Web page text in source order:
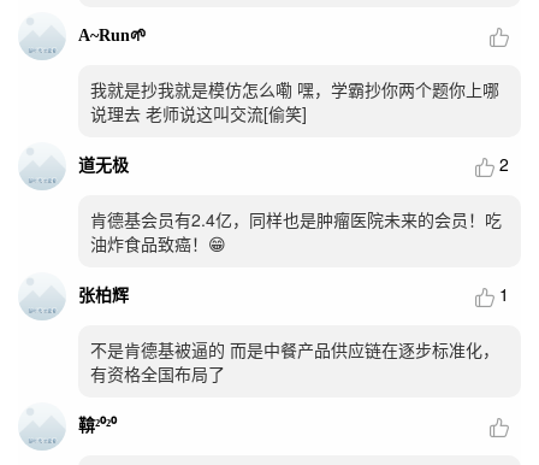
A~Run🌱
我就是抄我就是模仿怎么嘞 嘿，学霸抄你两个题你上哪
说理去 老师说这叫交流[偷笑]
道无极 2
肯德基会员有2.4亿，同样也是肿瘤医院未来的会员！吃
油炸食品致癌！😁
张柏辉 1
不是肯德基被逼的 而是中餐产品供应链在逐步标准化，
有资格全国布局了
鞥²⁰²⁰